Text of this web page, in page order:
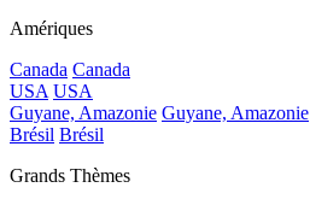
Amériques
Canada Canada
USA USA
Guyane, Amazonie Guyane, Amazonie
Brésil Brésil
Grands Thèmes